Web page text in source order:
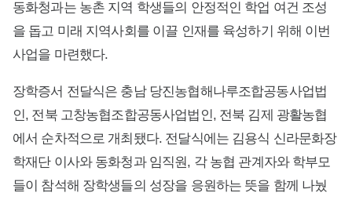
동화청과는 농촌 지역 학생들의 안정적인 학업 여건 조성
을 돕고 미래 지역사회를 이끌 인재를 육성하기 위해 이번
사업을 마련했다.
장학증서 전달식은 충남 당진농협해나루조합공동사업법
인, 전북 고창농협조합공동사업법인, 전북 김제 광활농협
에서 순차적으로 개최됐다. 전달식에는 김용식 신라문화장
학재단 이사와 동화청과 임직원, 각 농협 관계자와 학부모
들이 참석해 장학생들의 성장을 응원하는 뜻을 함께 나눴